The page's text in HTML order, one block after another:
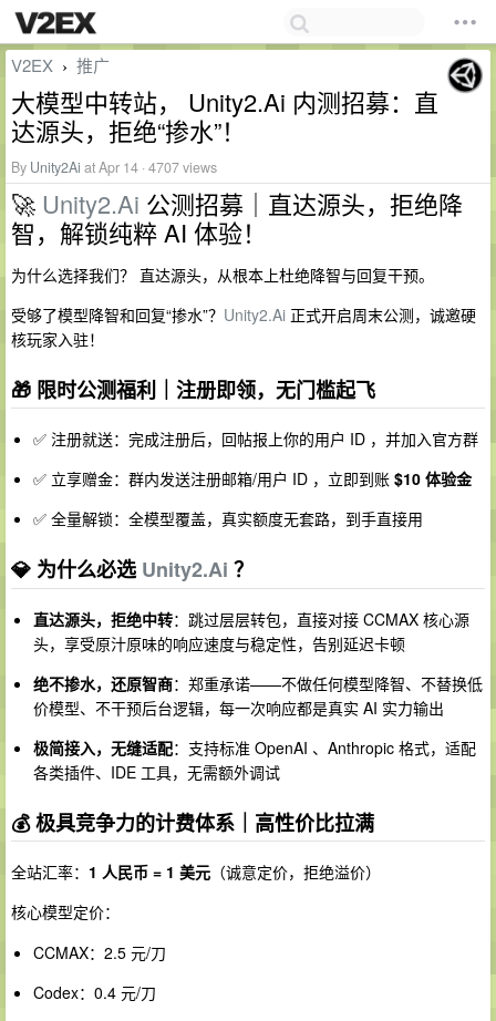
V2EX › 推广
大模型中转站， Unity2.Ai 内测招募：直
达源头，拒绝“掺水”！
By Unity2Ai at Apr 14 · 4707 views
🚀 Unity2.Ai 公测招募｜直达源头，拒绝降
智，解锁纯粹 AI 体验！
为什么选择我们？ 直达源头，从根本上杜绝降智与回复干预。
受够了模型降智和回复“掺水”？ Unity2.Ai 正式开启周末公测，诚邀硬
核玩家入驻！
🎁 限时公测福利｜注册即领，无门槛起飞
✅ 注册就送：完成注册后，回帖报上你的用户 ID ，并加入官方群
✅ 立享赠金：群内发送注册邮箱/用户 ID ，立即到账 $10 体验金
✅ 全量解锁：全模型覆盖，真实额度无套路，到手直接用
💎 为什么必选 Unity2.Ai ？
直达源头，拒绝中转：跳过层层转包，直接对接 CCMAX 核心源
头，享受原汁原味的响应速度与稳定性，告别延迟卡顿
绝不掺水，还原智商：郑重承诺——不做任何模型降智、不替换低
价模型、不干预后台逻辑，每一次响应都是真实 AI 实力输出
极简接入，无缝适配：支持标准 OpenAI 、Anthropic 格式，适配
各类插件、IDE 工具，无需额外调试
💰 极具竞争力的计费体系｜高性价比拉满
全站汇率： 1 人民币 = 1 美元 （诚意定价，拒绝溢价）
核心模型定价：
CCMAX：2.5 元/刀
Codex：0.4 元/刀